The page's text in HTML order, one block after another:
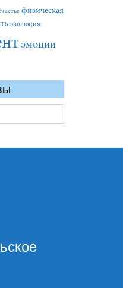
физическая
эволюция
эмоции